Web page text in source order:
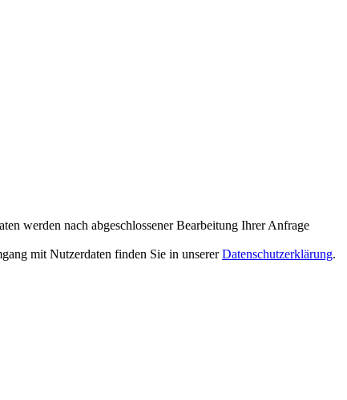
werden nach abgeschlossener Bearbeitung Ihrer Anfrage
mit Nutzerdaten finden Sie in unsererDatenschutzerklärung.